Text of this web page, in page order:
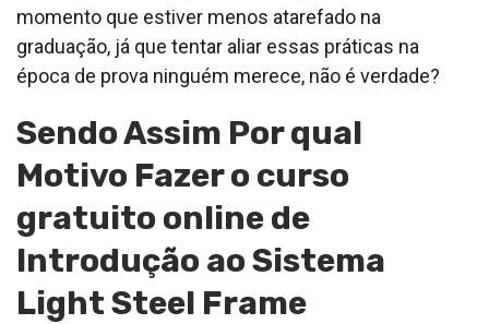
momento que estiver menos atarefado na
graduação, já que tentar aliar essas práticas na
época de prova ninguém merece, não é verdade?
Sendo Assim Por qual
Motivo Fazer o curso
gratuito online de
Introdução ao Sistema
Light Steel Frame